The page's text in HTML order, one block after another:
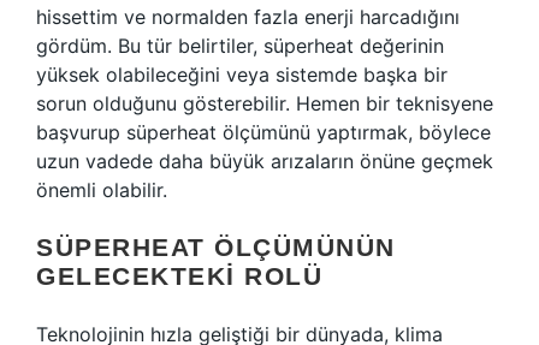
hissettim ve normalden fazla enerji harcadığını
gördüm. Bu tür belirtiler, süperheat değerinin
yüksek olabileceğini veya sistemde başka bir
sorun olduğunu gösterebilir. Hemen bir teknisyene
başvurup süperheat ölçümünü yaptırmak, böylece
uzun vadede daha büyük arızaların önüne geçmek
önemli olabilir.
SÜPERHEAT ÖLÇÜMÜNÜN
GELECEKTEKI ROLÜ
Teknolojinin hızla geliştiği bir dünyada, klima